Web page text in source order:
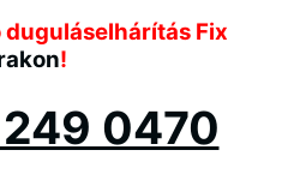
Fix
!
0470